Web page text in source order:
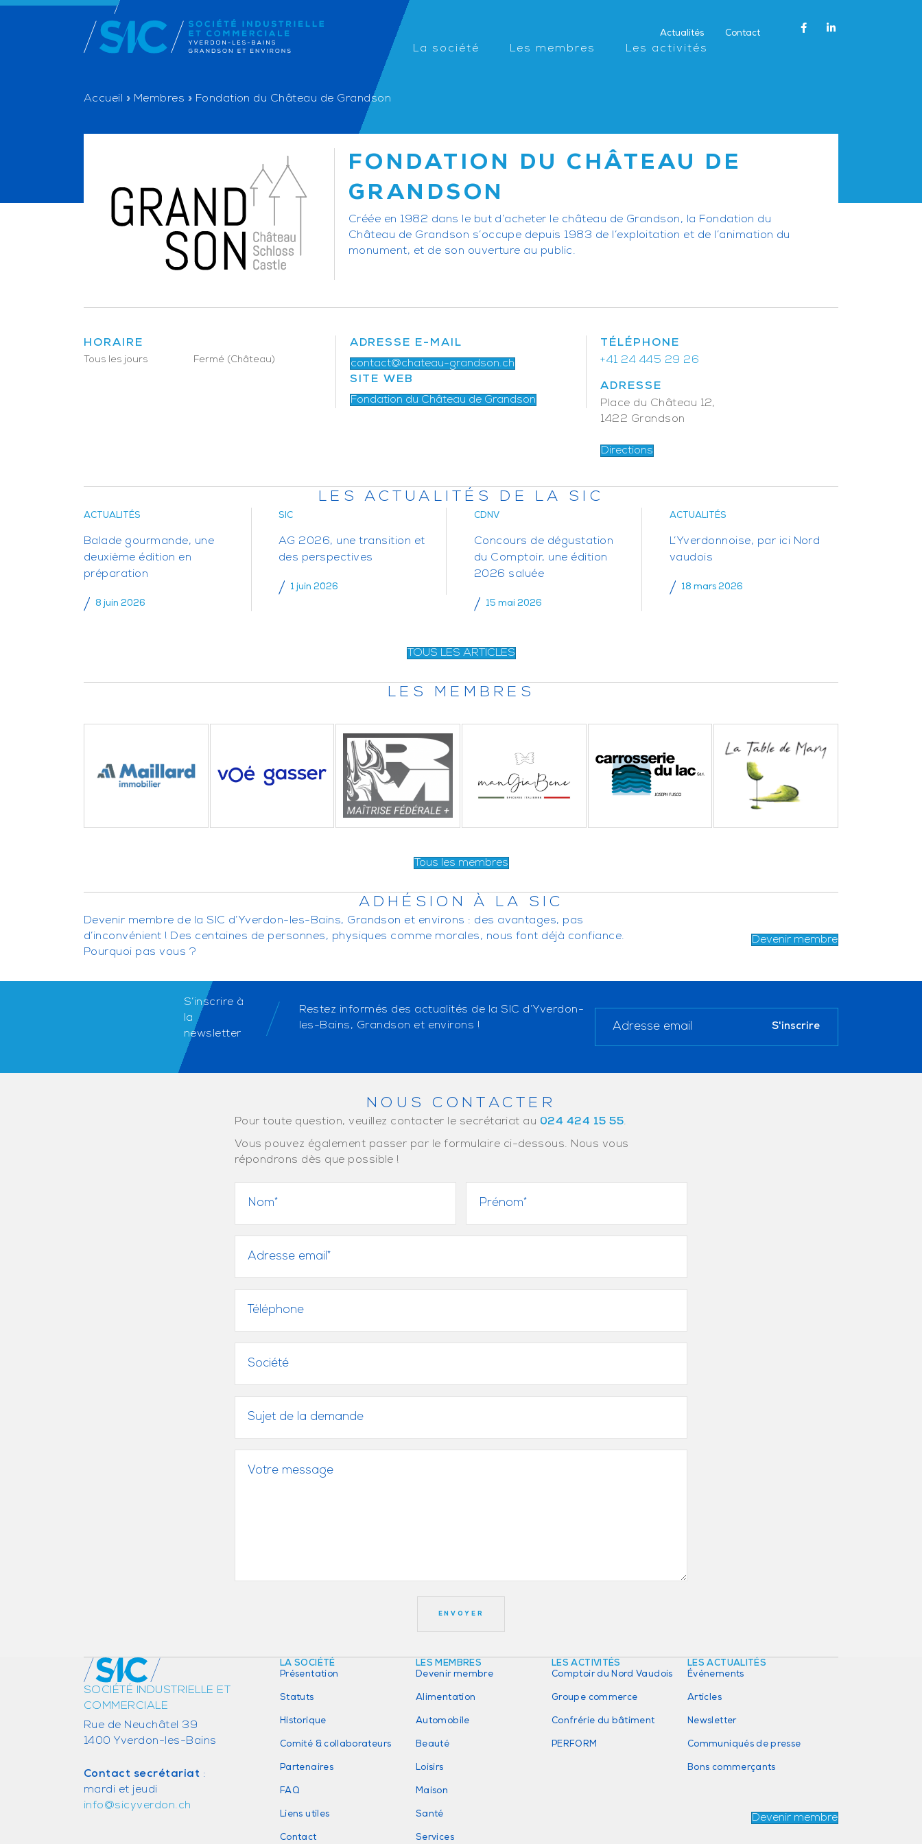
Actualités Contact
La société Les membres Les activités
Accueil » Membres » Fondation du Château de Grandson
FONDATION DU CHÂTEAU DE
GRANDSON
Créée en 1982 dans le but d’acheter le château de Grandson, la Fondation du
Château de Grandson s’occupe depuis 1983 de l’exploitation et de l’animation du
monument, et de son ouverture au public.
HORAIRE
Tous les jours Fermé (Château)
ADRESSE E-MAIL
contact@chateau-grandson.ch
SITE WEB
Fondation du Château de Grandson
TÉLÉPHONE
+41 24 445 29 26
ADRESSE
Place du Château 12,
1422 Grandson
Directions
LES ACTUALITÉS DE LA SIC
ACTUALITÉS
Balade gourmande, une
deuxième édition en
préparation
8 juin 2026
SIC
AG 2026, une transition et
des perspectives
1 juin 2026
CDNV
Concours de dégustation
du Comptoir, une édition
2026 saluée
15 mai 2026
ACTUALITÉS
L’Yverdonnoise, par ici Nord
vaudois
18 mars 2026
TOUS LES ARTICLES
LES MEMBRES
Tous les membres
ADHÉSION À LA SIC
Devenir membre de la SIC d’Yverdon-les-Bains, Grandson et environs : des avantages, pas
d’inconvénient ! Des centaines de personnes, physiques comme morales, nous font déjà confiance.
Pourquoi pas vous ?
Devenir membre
S’inscrire à
la
newsletter
Restez informés des actualités de la SIC d’Yverdon-
les-Bains, Grandson et environs !
NOUS CONTACTER
Pour toute question, veuillez contacter le secrétariat au 024 424 15 55.
Vous pouvez également passer par le formulaire ci-dessous. Nous vous
répondrons dès que possible !
SOCIÉTÉ INDUSTRIELLE ET
COMMERCIALE
Rue de Neuchâtel 39
1400 Yverdon-les-Bains
Contact secrétariat :
mardi et jeudi
info@sicyverdon.ch
LA SOCIÉTÉ
Présentation
Statuts
Historique
Comité & collaborateurs
Partenaires
FAQ
Liens utiles
Contact
LES MEMBRES
Devenir membre
Alimentation
Automobile
Beauté
Loisirs
Maison
Santé
Services
LES ACTIVITÉS
Comptoir du Nord Vaudois
Groupe commerce
Confrérie du bâtiment
PERFORM
LES ACTUALITÉS
Événements
Articles
Newsletter
Communiqués de presse
Bons commerçants
Devenir membre